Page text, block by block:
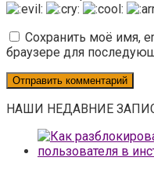
Сохранить моё имя,
браузере для
НАШИ НЕДАВНИЕ